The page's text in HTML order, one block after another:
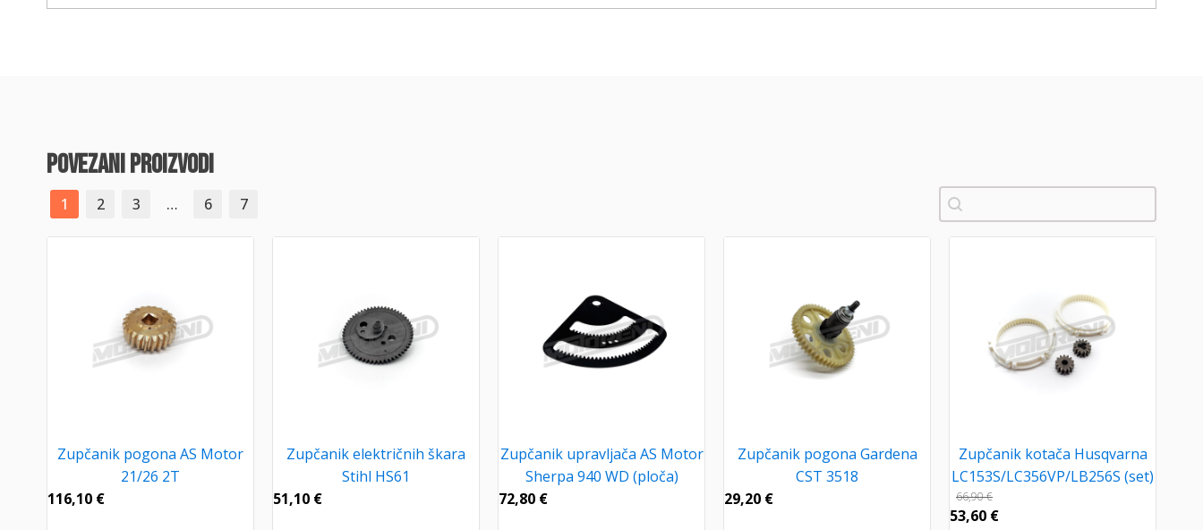
povezani proizvodi
1 2 3 … 6 7 Pretraži
Zupčanik pogona AS Motor
21/26 2T
116,10 €
Zupčanik električnih škara
Stihl HS61
51,10 €
Zupčanik upravljača AS Motor
Sherpa 940 WD (ploča)
72,80 €
Zupčanik pogona Gardena
CST 3518
29,20 €
Zupčanik kotača Husqvarna
LC153S/LC356VP/LB256S (set)
66,90€
53,60 €